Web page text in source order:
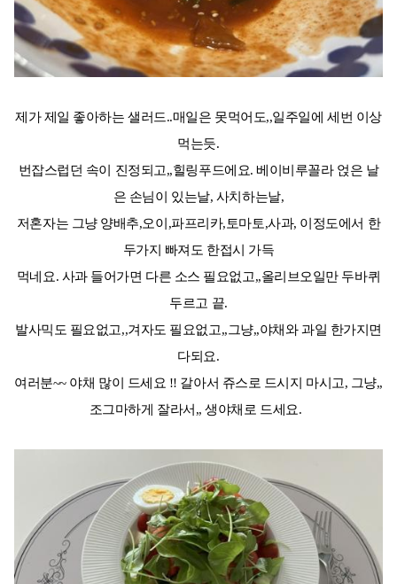
제가 제일 좋아하는 샐러드..매일은 못먹어도,,일주일에 세번 이상
먹는듯.
번잡스럽던 속이 진정되고,,힐링푸드에요. 베이비루꼴라 얹은 날
은 손님이 있는날, 사치하는날,
저혼자는 그냥 양배추,오이,파프리카,토마토,사과, 이정도에서 한
두가지 빠져도 한접시 가득
먹네요. 사과 들어가면 다른 소스 필요없고,,올리브오일만 두바퀴
두르고 끝.
발사믹도 필요없고,,겨자도 필요없고,,그냥,,야채와 과일 한가지면
다되요.
여러분~~ 야채 많이 드세요 !! 갈아서 쥬스로 드시지 마시고, 그냥,,
조그마하게 잘라서,, 생야채로 드세요.